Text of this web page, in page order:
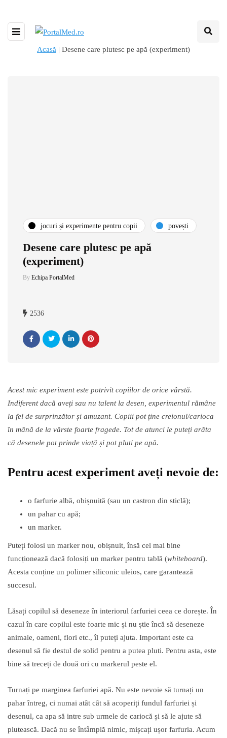
Acasă | Desene care plutesc pe apă (experiment)
jocuri și experimente pentru copii povești
Desene care plutesc pe apă
(experiment)
By Echipa PortalMed
2536
Acest mic experiment este potrivit copiilor de orice vârstă.
Indiferent dacă aveți sau nu talent la desen, experimentul rămâne
la fel de surprinzător și amuzant. Copiii pot ține creionul/carioca
în mână de la vârste foarte fragede. Tot de atunci le puteți arăta
că desenele pot prinde viață și pot pluti pe apă.
Pentru acest experiment aveți nevoie de:
o farfurie albă, obișnuită (sau un castron din sticlă);
un pahar cu apă;
un marker.
Puteți folosi un marker nou, obișnuit, însă cel mai bine
funcționează dacă folosiți un marker pentru tablă (whiteboard).
Acesta conține un polimer siliconic uleios, care garantează
succesul.
Lăsați copilul să deseneze în interiorul farfuriei ceea ce dorește. În
cazul în care copilul este foarte mic și nu știe încă să deseneze
animale, oameni, flori etc., îl puteți ajuta. Important este ca
desenul să fie destul de solid pentru a putea pluti. Pentru asta, este
bine să treceți de două ori cu markerul peste el.
Turnați pe marginea farfuriei apă. Nu este nevoie să turnați un
pahar întreg, ci numai atât cât să acoperiți fundul farfuriei și
desenul, ca apa să intre sub urmele de cariocă și să le ajute să
plutească. Dacă nu se întâmplă nimic, mișcați ușor farfuria. Acum